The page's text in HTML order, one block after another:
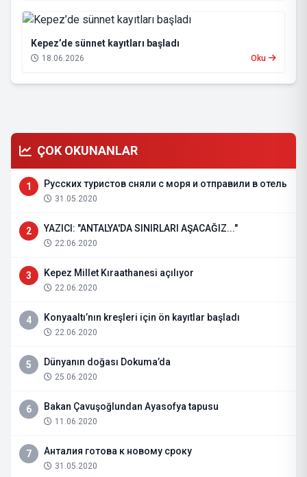
Kepez’de sünnet kayıtları başladı
18.06.2026 Oku
ÇOK OKUNANLAR
1 Русских туристов сняли с моря и отправили в отель
31.05.2020
2 YAZICI: "ANTALYA'DA SINIRLARI AŞACAĞIZ..."
22.06.2020
3 Kepez Millet Kıraathanesi açılıyor
22.06.2020
4 Konyaaltı’nın kreşleri için ön kayıtlar başladı
22.06.2020
5 Dünyanın doğası Dokuma’da
25.06.2020
6 Bakan Çavuşoğlundan Ayasofya tapusu
11.06.2020
7 Анталия готова к новому сроку
31.05.2020